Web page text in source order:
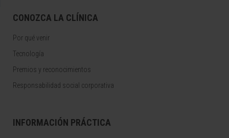
CONOZCA LA CLÍNICA
Por qué venir
Tecnología
Premios y reconocimientos
Responsabilidad social corporativa
INFORMACIÓN PRÁCTICA